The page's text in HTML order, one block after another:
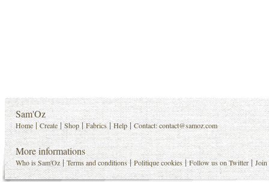
Sam'Oz
Home |Create |Shop |Fabrics |Help |Contact:contact@samoz.com
More informations
Who is Sam'Oz |Terms and conditions |Politique cookies |Follow us on Twitter |Join